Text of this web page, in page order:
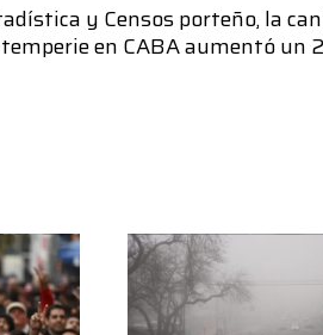
y Censos porteño, la
en CABA aumentó un